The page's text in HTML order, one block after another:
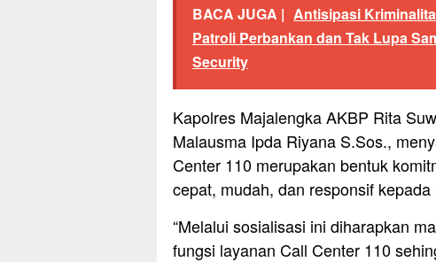
BACA JUGA | Antisipasi
Patroli Perbankan dan Tak Lupa
Security
Kapolres Majalengka AKBP Rita
Malausma Ipda Riyana S.Sos.,
Center 110 merupakan bentuk
cepat, mudah, dan responsif
“Melalui sosialisasi ini diharapkan
fungsi layanan Call Center 110